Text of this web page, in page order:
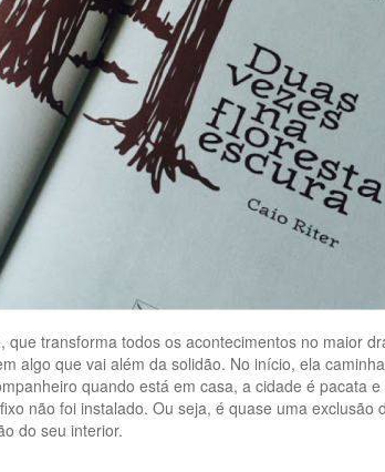
que transforma todos os acontecimentos no maior
algo que vai além da solidão. No início, ela
quando está em casa, a cidade é pacata
não foi instalado. Ou seja, é quase uma
do seu interior.